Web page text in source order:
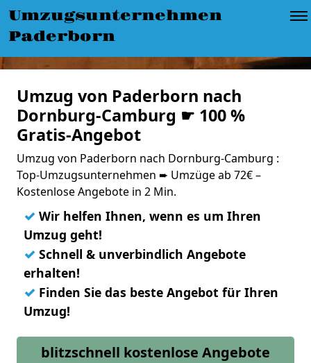
Umzugsunternehmen
Paderborn
Umzug von Paderborn nach
Dornburg-Camburg ☛ 100 %
Gratis-Angebot
Umzug von Paderborn nach Dornburg-Camburg :
Top-Umzugsunternehmen ➨ Umzüge ab 72€ –
Kostenlose Angebote in 2 Min.
✓ Wir helfen Ihnen, wenn es um Ihren
Umzug geht!
✓ Schnell & unverbindlich Angebote
erhalten!
✓ Finden Sie das beste Angebot für Ihren
Umzug!
blitzschnell kostenlose Angebote